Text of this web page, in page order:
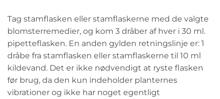
Tag stamflasken eller stamflaskerne med de valgte
blomsterremedier, og kom 3 dråber af hver i 30 ml.
pipetteflasken. En anden gylden retningslinje er: 1
dråbe fra stamflasken eller stamflaskerne til 10 ml
kildevand. Det er ikke nødvendigt at ryste flasken
før brug, da den kun indeholder planternes
vibrationer og ikke har noget egentligt